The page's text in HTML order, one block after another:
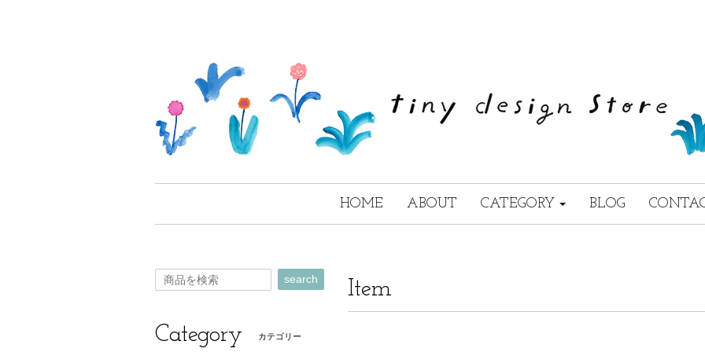
HOME ABOUT CATEGORY BLOG
Item
search
Category カテゴリー